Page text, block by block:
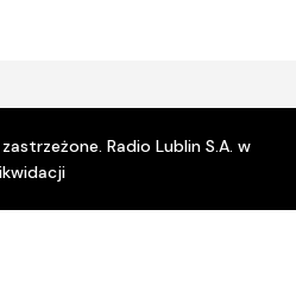
Radio Lublin S.A. w